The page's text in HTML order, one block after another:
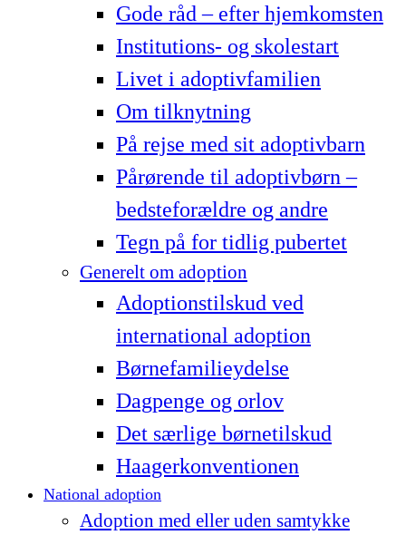
Gode råd – efter hjemkomsten
Institutions- og skolestart
Livet i adoptivfamilien
Om tilknytning
På rejse med sit adoptivbarn
Pårørende til adoptivbørn –
bedsteforældre og andre
Tegn på for tidlig pubertet
Generelt om adoption
Adoptionstilskud ved
international adoption
Børnefamilieydelse
Dagpenge og orlov
Det særlige børnetilskud
Haagerkonventionen
National adoption
Adoption med eller uden samtykke